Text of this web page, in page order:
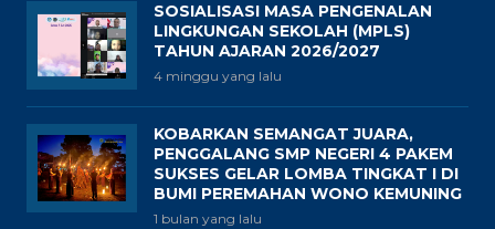
SOSIALISASI MASA PENGENALAN
LINGKUNGAN SEKOLAH (MPLS)
TAHUN AJARAN 2026/2027
4 minggu yang lalu
KOBARKAN SEMANGAT JUARA,
PENGGALANG SMP NEGERI 4 PAKEM
SUKSES GELAR LOMBA TINGKAT I DI
BUMI PEREMAHAN WONO KEMUNING
1 bulan yang lalu